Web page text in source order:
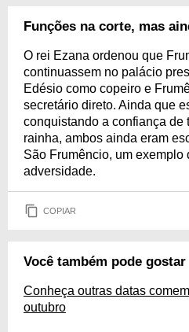
Funções na corte, mas
O rei Ezana ordenou que
continuassem no palácio
Edésio como copeiro e
secretário direto. Ainda que
conquistando a confiança de
rainha, ambos ainda eram
São Frumêncio, um exemplo
adversidade.
COPIAR
Você também pode gostar
Conheça outras datas
outubro